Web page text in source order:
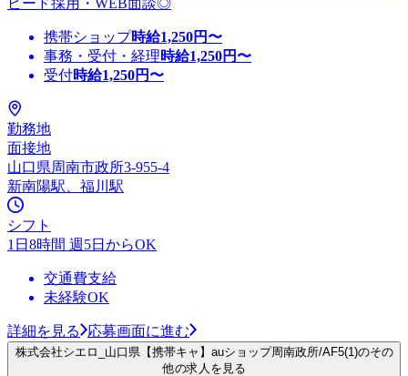
携帯ショップ時給1,250円〜
事務・受付・経理時給1,250円〜
受付時給1,250円〜
勤務地
面接地
山口県周南市政所3-955-4
新南陽駅、福川駅
シフト
1日8時間 週5日からOK
交通費支給
未経験OK
詳細を見る 応募画面に進む
株式会社シエロ_山口県【携帯キャ】auショップ周南政所/AF5(1)のその
他の求人を見る